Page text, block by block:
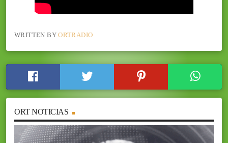
WRITTEN BYORTRADIO
ORT NOTICIAS